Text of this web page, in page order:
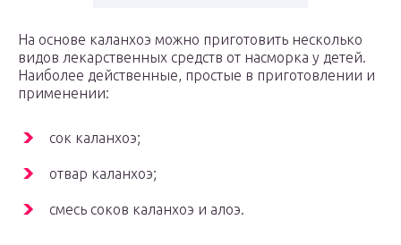
На основе каланхоэ можно приготовить несколько
видов лекарственных средств от насморка у детей.
Наиболее действенные, простые в приготовлении и
применении:
сок каланхоэ;
отвар каланхоэ;
смесь соков каланхоэ и алоэ.